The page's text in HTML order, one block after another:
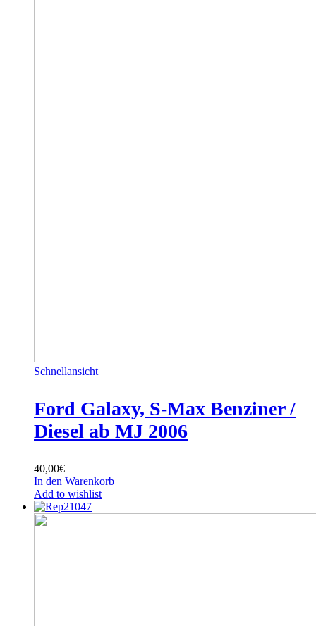
Schnellansicht
Ford Galaxy, S-Max Benziner /
Diesel ab MJ 2006
40,00€
In den Warenkorb
Add to wishlist